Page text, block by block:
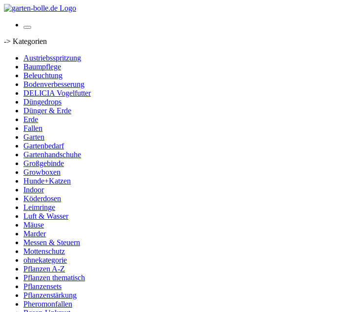
-> Kategorien
Austriebsspritzung
Baumpflege
Beleuchtung
Bodenverbesserung
DELICIA Vogelfutter
Düngedrops
Dünger & Erde
Erde
Fallen
Garten
Gartenbedarf
Gartenhandschuhe
Großgebinde
Growboxen
Hunde+Katzen
Indoor
Köderdosen
Leimringe
Luft & Wasser
Mäuse
Marder
Messen & Steuern
Mottenschutz
ohnekategorie
Pflanzen A-Z
Pflanzen thematisch
Pflanzensets
Pflanzenstärkung
Pheromonfallen